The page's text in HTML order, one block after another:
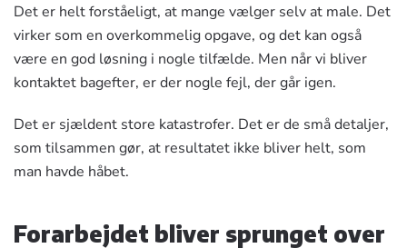
Det er helt forståeligt, at mange vælger selv at male. Det
virker som en overkommelig opgave, og det kan også
være en god løsning i nogle tilfælde. Men når vi bliver
kontaktet bagefter, er der nogle fejl, der går igen.
Det er sjældent store katastrofer. Det er de små detaljer,
som tilsammen gør, at resultatet ikke bliver helt, som
man havde håbet.
Forarbejdet bliver sprunget over